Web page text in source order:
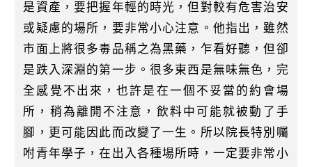
是資產，要把握年輕的時光，但對較有危害治安
或疑慮的場所，要非常小心注意。他指出，雖然
市面上將很多毒品稱之為黑藥，乍看好聽，但卻
是跌入深淵的第一步。很多東西是無味無色，完
全感覺不出來，也許是在一個不妥當的約會場
所，稍為離開不注意，飲料中可能就被動了手
腳，更可能因此而改變了一生。所以院長特別囑
咐青年學子，在出入各種場所時，一定要非常小